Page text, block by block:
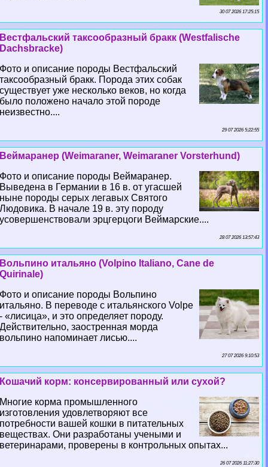
30 07 2026 17:25:15
Вестфальский таксообразный бpaкк (Westfalische
Dachsbracke)
Фото и описание породы Вестфальский
таксообразный бpaкк. Порода этих собак
существует уже несколько веков, но когда
было положено начало этой породе
неизвестно....
29 07 2026 5:22:55
Веймаранер (Weimaraner, Weimaraner Vorsterhund)
Фото и описание породы Веймаранер.
Выведена в Германии в 16 в. от угасшей
ныне породы серых легавых Святого
Людовика. В начале 19 в. эту породу
усовершенствовали эрцгерцоги Веймарские....
28 07 2026 13:57:43
Вольпино итальяно (Volpino Italiano, Cane de
Quirinale)
Фото и описание породы Вольпино
итальяно. В переводе с итальянского Volpe
- «лисица», и это определяет породу.
Действительно, заостренная морда
вольпино напоминает лисью....
27 07 2026 9:10:53
Кошачий корм: консервированный или сухой?
Многие корма промышленного
изготовления удовлетворяют все
потребности вашей кошки в питательных
веществах. Они разработаны учеными и
ветеринарами, проверены в контрольных опытах...
26 07 2026 11:27:30